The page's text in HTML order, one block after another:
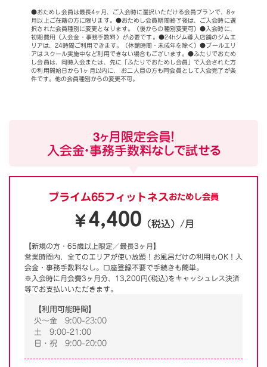
●おためし会員は最長4ヶ月、ご入会時に選択いただける会員プランで、8ヶ
月以上ご在籍の方に限ります。●おためし会員期間終了後は、ご入会時に選
択された会員種別に変更となります。（後からの種別変更可）●入会時に、
初期費用（入会金・事務手数料）が必要です。●24hジム導入店舗のジムエ
リアは、24時間ご利用できます。（休館時間・未成年を除く）●プールエリ
アはスクール実施中など利用できない場合もございます。●ふたりでおため
し会員は、同時入会または、先に「ふたりでおためし会員」で入会された方
の利用開始日から1ヶ月以内に、 お二人目の方も同会員として入会完了が条
件です。他の会員種別からの変更不可。
3ヶ月限定会員！
入会金・事務手数料なしで試せる
プライム65フィットネス おためし会員
￥ 4,400 （税込）/月
【新規の方・65歳以上限定／最長3ヶ月】
営業時間内、全てのエリアが使い放題！お風呂だけの利用もOK！入
会金・事務手数料なし。口座登録不要で手続きも簡単。
※入会時に月会費3ヶ月分、13,200円(税込)をキャッシュレス決済
等でお支払いいただきます。
【利用可能時間】
火～金 9:00-23:00
土 9:00-21:00
日・祝 9:00-20:00